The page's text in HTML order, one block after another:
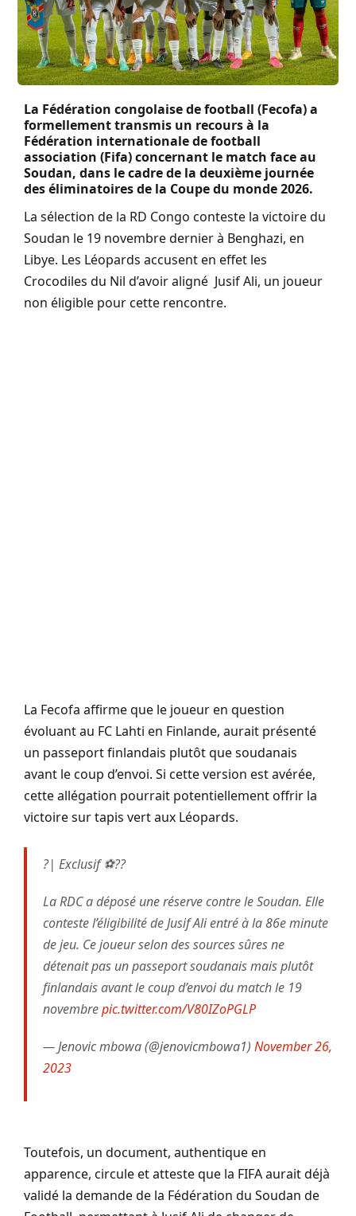
La Fédération congolaise de football (Fecofa) a
formellement transmis un recours à la
Fédération internationale de football
association (Fifa) concernant le match face au
Soudan, dans le cadre de la deuxième journée
des éliminatoires de la Coupe du monde 2026.
La sélection de la RD Congo conteste la victoire du
Soudan le 19 novembre dernier à Benghazi, en
Libye. Les Léopards accusent en effet les
Crocodiles du Nil d’avoir aligné Jusif Ali, un joueur
non éligible pour cette rencontre.
La Fecofa affirme que le joueur en question
évoluant au FC Lahti en Finlande, aurait présenté
un passeport finlandais plutôt que soudanais
avant le coup d’envoi. Si cette version est avérée,
cette allégation pourrait potentiellement offrir la
victoire sur tapis vert aux Léopards.
?| Exclusif ⚽️??
La RDC a déposé une réserve contre le Soudan. Elle
conteste l’éligibilité de Jusif Ali entré à la 86e minute
de jeu. Ce joueur selon des sources sûres ne
détenait pas un passeport soudanais mais plutôt
finlandais avant le coup d’envoi du match le 19
novembrepic.twitter.com/V80IZoPGLP
— Jenovic mbowa (@jenovicmbowa1) November 26,
2023
Toutefois, un document, authentique en
apparence, circule et atteste que la FIFA aurait déjà
validé la demande de la Fédération du Soudan de